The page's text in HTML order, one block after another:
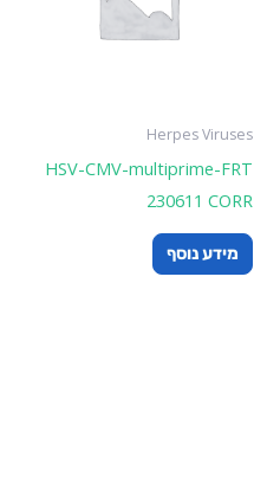
Herpes Viruses
HSV-CMV-multiprime-FRT
230611 CORR
מידע נוסף